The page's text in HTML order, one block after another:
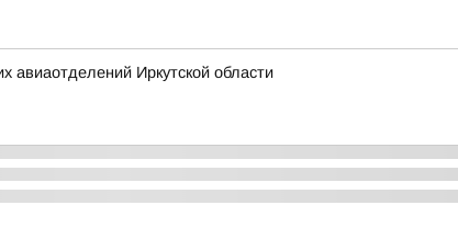
авиаотделений Иркутской области